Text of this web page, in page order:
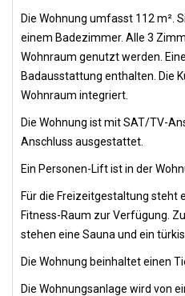
Die Wohnung umfasst 112 m².
einem Badezimmer. Alle 3
Wohnraum genutzt werden.
Badausstattung enthalten. Die
Wohnraum integriert.
Die Wohnung ist mit SAT/TV-
Anschluss ausgestattet.
Ein Personen-Lift ist in der
Für die Freizeitgestaltung steht
Fitness-Raum zur Verfügung.
stehen eine Sauna und ein
Die Wohnung beinhaltet einen
Die Wohnungsanlage wird von